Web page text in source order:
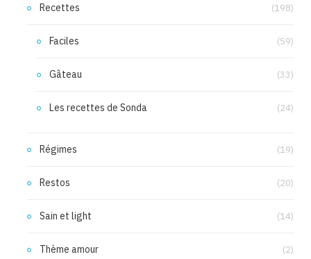
Recettes (198)
Faciles (59)
Gâteau (33)
Les recettes de Sonda (24)
Régimes (19)
Restos (20)
Sain et light (14)
Thème amour (2)